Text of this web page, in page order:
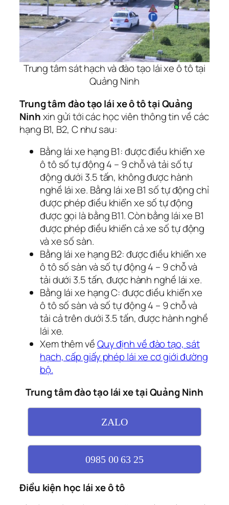
Trung tâm sát hạch và đào tạo lái xe ô tô tại
Quảng Ninh
Trung tâm đào tạo lái xe ô tô tại Quảng
Ninhxin gửi tới các học viên thông tin về các
hạng B1, B2, C như sau:
Bằng lái xe hạng B1: được điều khiển xe
ô tô số tự động 4 – 9 chỗ và tải số tự
động dưới 3.5 tấn, không được hành
nghề lái xe. Bằng lái xe B1 số tự động chỉ
được phép điều khiển xe số tự động
được gọi là bằng B11. Còn bằng lái xe B1
được phép điều khiển cả xe số tự động
và xe số sàn.
Bằng lái xe hạng B2: được điều khiển xe
ô tô số sàn và số tự động 4 – 9 chỗ và
tải dưới 3.5 tấn, được hành nghề lái xe.
Bằng lái xe hạng C: được điều khiển xe
ô tô số sàn và số tự động 4 – 9 chỗ và
tải cả trên dưới 3.5 tấn, được hành nghề
lái xe.
Xem thêm vềQuy định về đào tạo, sát
hạch, cấp giấy phép lái xe cơ giới đường
bộ.
Trung tâm đào tạo lái xe tại Quảng Ninh
ZALO
0985 00 63 25
Điều kiện học lái xe ô tô